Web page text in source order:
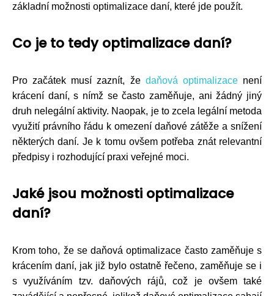
základní možnosti optimalizace daní, které jde použít.
Co je to tedy optimalizace daní?
Pro začátek musí zaznít, že daňová optimalizacenení
krácení daní, s nímž se často zaměňuje, ani žádný jiný
druh nelegální aktivity. Naopak, je to zcela legální metoda
využití právního řádu k omezení daňové zátěže a snížení
některých daní. Je k tomu ovšem potřeba znát relevantní
předpisy i rozhodující praxi veřejné moci.
Jaké jsou možnosti optimalizace
daní?
Krom toho, že se daňová optimalizace často zaměňuje s
krácením daní, jak již bylo ostatně řečeno, zaměňuje se i
s využíváním tzv. daňových rájů, což je ovšem také